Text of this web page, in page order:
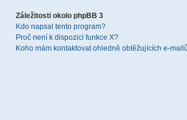
Záležitosti okolo phpBB 3
Kdo napsal tento program?
Proč není k dispozici funkce X?
Koho mám kontaktovat ohledně obtěžujících e-